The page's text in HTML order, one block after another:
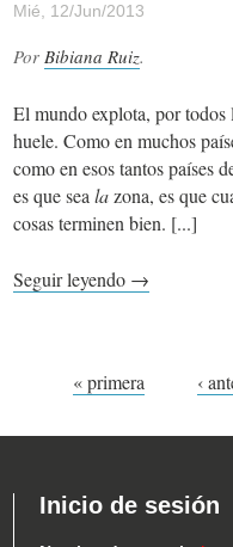
Mié, 12/Jun/2013
Por Bibiana Ruiz.
El mundo explota, por todos
huele. Como en muchos
como en esos tantos países
es que sea lazona, es que
cosas terminen bien.
Seguir leyendo →
Páginas
« primera ‹
Inicio de sesión